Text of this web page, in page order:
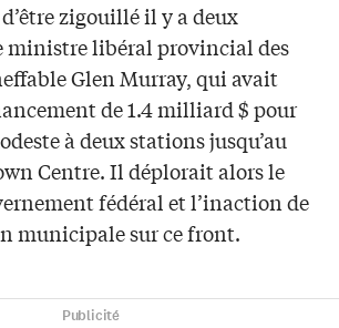
zigouillé il y a deux
ministre libéral provincial des
Glen Murray, qui avait
de 1.4 milliard $ pour
à deux stations jusqu’au
Centre. Il déplorait alors le
fédéral et l’inaction de
municipale sur ce front.
Publicité